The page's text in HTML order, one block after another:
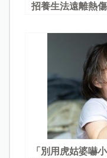
招養生法遠離熱傷
「別用虎姑婆嚇